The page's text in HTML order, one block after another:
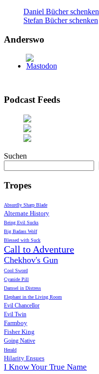
Daniel Bücher schenken
Stefan Bücher schenken
Anderswo
Podcast Feeds
Suchen
Tropes
Absurdly Sharp Blade
Alternate History
Being Evil Sucks
Big Badass Wolf
Blessed with Suck
Call to Adventure
Chekhov's Gun
Cool Sword
Cyanide Pill
Damsel in Distress
Elephant in the Living Room
Evil Chancellor
Evil Twin
Farmboy
Fisher King
Going Native
Herald
Hilarity Ensues
I Know Your True Name